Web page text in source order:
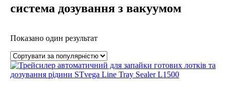
система дозування з вакуумом
Показано один результат